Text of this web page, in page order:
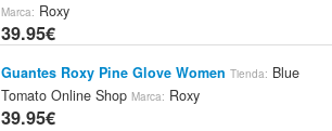
Marca: Roxy
39.95€
Guantes Roxy Pine Glove Women Tienda: Blue
Tomato Online ShopMarca: Roxy
39.95€